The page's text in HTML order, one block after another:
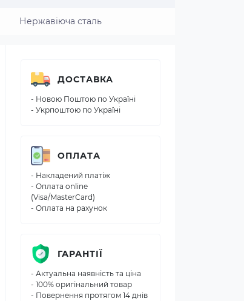
Нержавіюча сталь
ДОСТАВКА
- Новою Поштою по Україні
- Укрпоштою по Україні
ОПЛАТА
- Накладений платіж
- Оплата online
(Visa/MasterCard)
- Оплата на рахунок
ГАРАНТІЇ
- Актуальна наявність та ціна
- 100% оригінальний товар
- Повернення протягом 14 днів